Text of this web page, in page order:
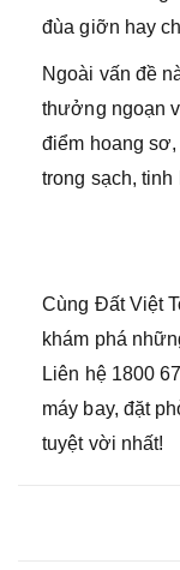
đùa giỡn hay
Ngoài vấn đề
thưởng ngoạn
điểm hoang
trong sạch, tinh
Cùng Đất Việt
khám phá
Liên hệ 1800
máy bay, đặt
tuyệt vời nhất!